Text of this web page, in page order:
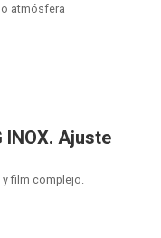
atmósfera
INOX. Ajuste
y film complejo.